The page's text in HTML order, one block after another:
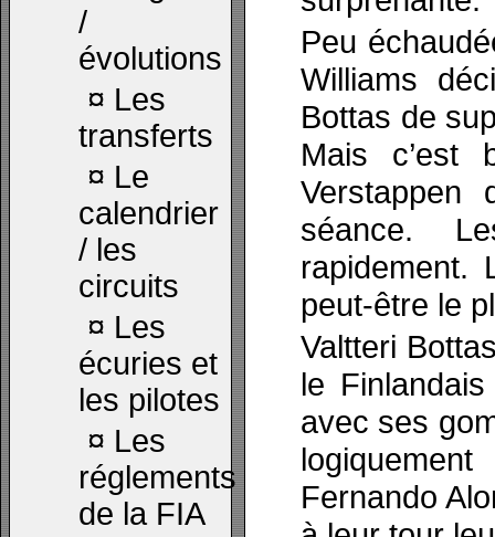
/
évolutions
¤ Les
transferts
¤ Le
calendrier
/ les
circuits
¤ Les
écuries et
les pilotes
¤ Les
réglements
de la FIA
Peu
Williams
Bottas de
Mais c’est
séance.
rapidement.
peut-être le
Valtteri
le
avec ses
Fernando